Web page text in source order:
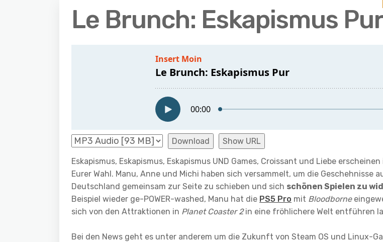
Le Brunch: Eskapismus
Download Show URL
Eskapismus, Eskapismus, Eskapismus UND Games, Croissant und Liebe
Eurer Wahl. Manu, Anne und Michi haben sich versammelt, um die Geschehnisse
Deutschland gemeinsam zur Seite zu schieben und sich schönen Spielen zu
Beispiel wieder ge-POWER-washed, Manu hat die PS5 Pro mit Bloodborne
sich von den Attraktionen in Planet Coaster 2in eine fröhlichere Welt entführen
Bei den News geht es unter anderem um die Zukunft von Steam OS und Linux-